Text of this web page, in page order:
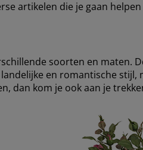
artikelen die je gaan
soorten en maten.
en romantische
dan kom je ook aan je